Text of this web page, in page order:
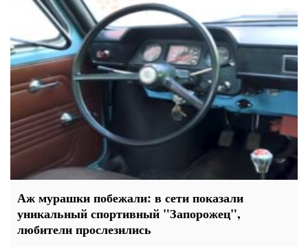
Аж мурашки побежали: в сети показали
уникальный спортивный "Запорожец",
любители прослезились